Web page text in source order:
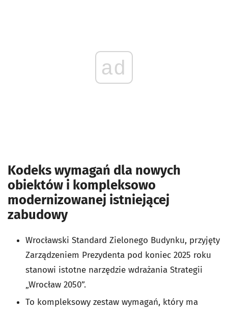
ad
Kodeks wymagań dla nowych
obiektów i kompleksowo
modernizowanej istniejącej
zabudowy
Wrocławski Standard Zielonego Budynku, przyjęty
Zarządzeniem Prezydenta pod koniec 2025 roku
stanowi istotne narzędzie wdrażania Strategii
„Wrocław 2050”.
To kompleksowy zestaw wymagań, który ma